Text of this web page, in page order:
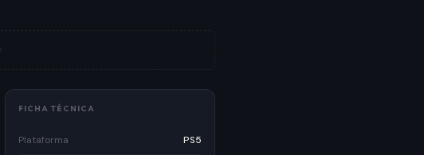
FICHA TÉCNICA
Plataforma PS5